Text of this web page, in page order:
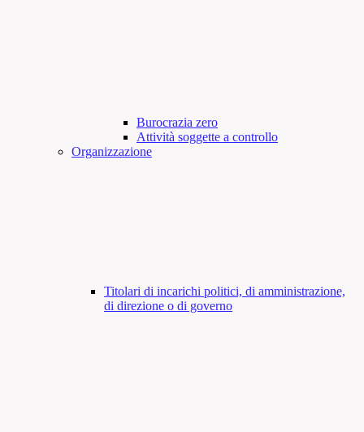
Burocrazia zero
Attività soggette a controllo
Organizzazione
Titolari di incarichi politici, di amministrazione,
di direzione o di governo